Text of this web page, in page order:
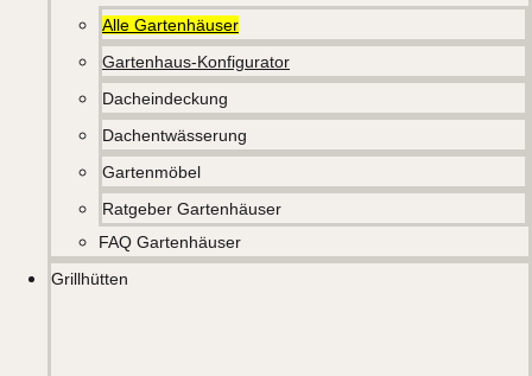
Alle Gartenhäuser
Gartenhaus-Konfigurator
Dacheindeckung
Dachentwässerung
Gartenmöbel
Ratgeber Gartenhäuser
FAQ Gartenhäuser
Grillhütten